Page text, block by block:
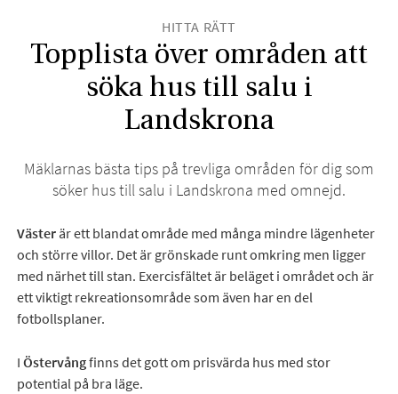
HITTA RÄTT
Topplista över områden att
söka hus till salu i
Landskrona
Mäklarnas bästa tips på trevliga områden för dig som
söker hus till salu i Landskrona med omnejd.
Västerär ett blandat område med många mindre lägenheter
och större villor. Det är grönskade runt omkring men ligger
med närhet till stan. Exercisfältet är beläget i området och är
ett viktigt rekreationsområde som även har en del
fotbollsplaner.
I Östervångfinns det gott om prisvärda hus med stor
potential på bra läge.